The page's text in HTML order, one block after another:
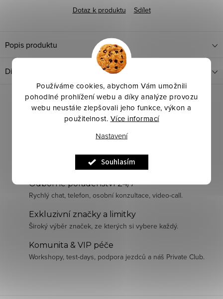
Používáme cookies, abychom Vám umožnili
pohodlné prohlížení webu a díky analýze provozu
webu neustále zlepšovali jeho funkce, výkon a
použitelnost. Více informací
Nastavení
Souhlasím
Dotaz k produktu
Sdílet
Popis produktu
Diskuze
Pečlivě vybraná kvalita
Prodáváme jen to, co sami používáme a garantujeme.
Odborné poradenství 24/7
Rychlý chat, telefon, osobní konzultace, video-call.
Exkluzivní značky a limitky
Široký výběr značek, ze kterých si vybere každý.
Komunita & VIP péče
Workshopy, test-days, podpora jezdců a náš Private Club.